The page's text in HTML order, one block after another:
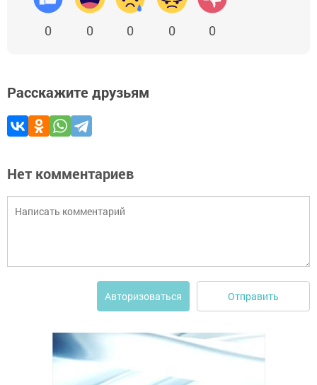
0 0 0 0 0
Расскажите друзьям
Нет комментариев
Авторизоваться Отправить